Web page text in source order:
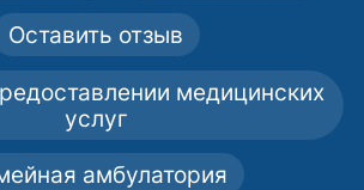
Оставить отзыв
медицинских
услуг
амбулатория